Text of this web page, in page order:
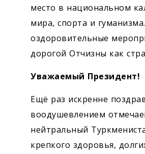
место в национальном
мира, спорта и
оздоровительные
­дорогой Отчизны как
Уважаемый Президент!
Ещё раз искренне
воодушевлением
нейтральный
крепкого здо­ровья,